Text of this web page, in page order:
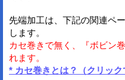
先端加工は、下記の関連ペ
します。
カセ巻きで無く、『ボビン
れます。
* カセ巻きとは？（クリック